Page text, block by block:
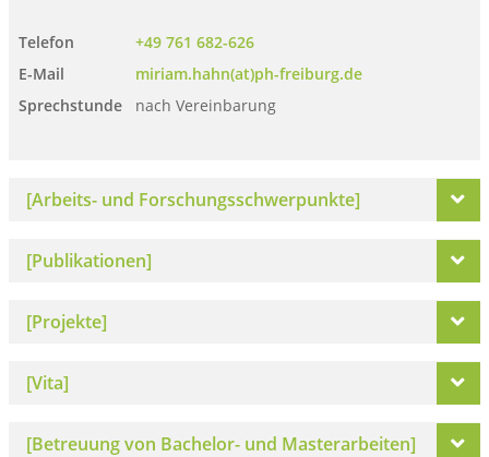
Telefon
+49 761 682-626
E-Mail
miriam.hahn(at)ph-freiburg.de
Sprechstunde
nach Vereinbarung
[Arbeits- und Forschungsschwerpunkte]
[Publikationen]
[Projekte]
[Vita]
[Betreuung von Bachelor- und Masterarbeiten]